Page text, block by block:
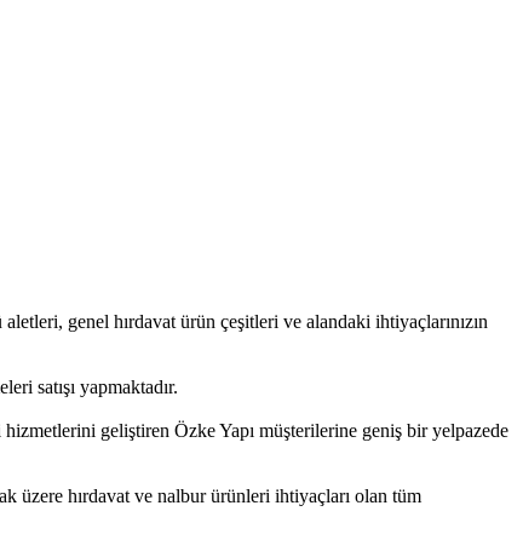
genel hırdavat ürün çeşitleri ve alandaki ihtiyaçlarınızın
satışı yapmaktadır.
geliştiren Özke Yapı müşterilerine geniş bir yelpazede
üzere hırdavat ve nalbur ürünleri ihtiyaçları olan tüm